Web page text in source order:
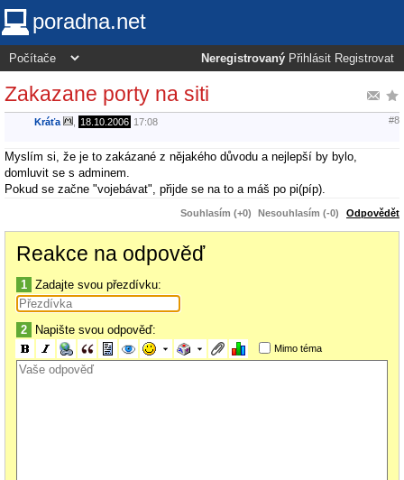
poradna.net
Neregistrovaný Přihlásit Registrovat
Zakazane porty na siti
Kráťa 18.10.2006 17:08 #8
Myslím si, že je to zakázané z nějakého důvodu a nejlepší by bylo,
domluvit se s adminem.
Pokud se začne "vojebávat", přijde se na to a máš po pi(píp).
Souhlasím (+0) Nesouhlasím (-0) Odpovědět
Reakce na odpověď
1 Zadajte svou přezdívku:
2 Napište svou odpověď:
Mimo téma